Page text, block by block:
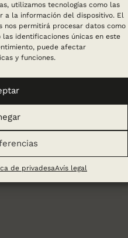
utilizamos tecnologías como las
a la información del dispositivo. El
nos permitirá procesar datos como
identificaciones únicas en este
puede afectar
y funciones.
de privadesaAvís legal